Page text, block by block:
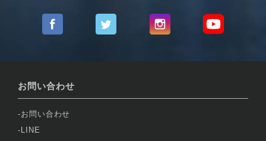
お問い合わせ
お問い合わせ
LINE